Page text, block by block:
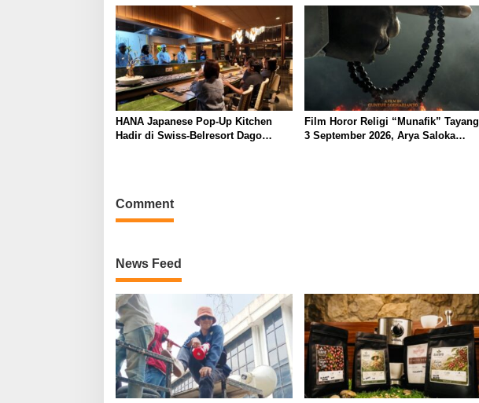
Pelayanan
HANA Japanese Pop-Up Kitchen
Hadir di Swiss-Belresort Dago
Film Horor Religi “Munafik” Tayang
3 September 2026, Arya Saloka
Comment
News Feed